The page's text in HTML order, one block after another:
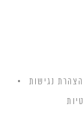
הצהרת נגישות